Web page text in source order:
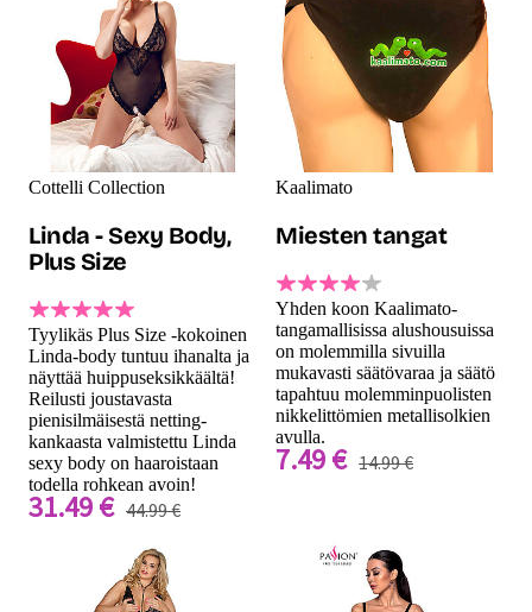
Cottelli Collection
Linda - Sexy Body,
Plus Size
Tyylikäs Plus Size -kokoinen
Linda-body tuntuu ihanalta ja
näyttää huippuseksikkäältä!
Reilusti joustavasta
pienisilmäisestä netting-
kankaasta valmistettu Linda
sexy body on haaroistaan
todella rohkean avoin!
31.49 € 44.99 €
Kaalimato
Miesten tangat
Yhden koon Kaalimato-
tangamallisissa alushousuissa
on molemmilla sivuilla
mukavasti säätövaraa ja säätö
tapahtuu molemminpuolisten
nikkelittömien metallisolkien
avulla.
7.49 € 14.99 €